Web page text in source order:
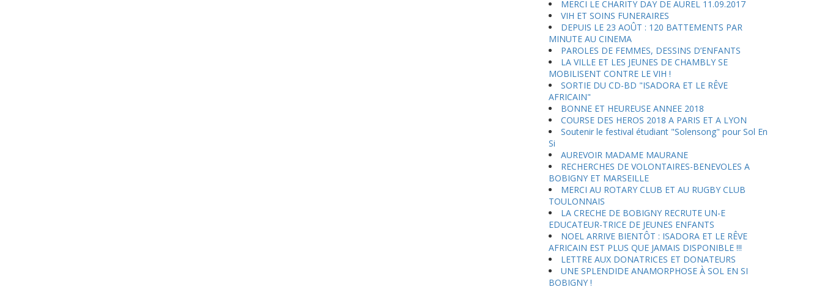
MERCI LE CHARITY DAY DE AUREL 11.09.2017
VIH ET SOINS FUNERAIRES
DEPUIS LE 23 AOÛT : 120 BATTEMENTS PAR
MINUTE AU CINEMA
PAROLES DE FEMMES, DESSINS D’ENFANTS
LA VILLE ET LES JEUNES DE CHAMBLY SE
MOBILISENT CONTRE LE VIH !
SORTIE DU CD-BD "ISADORA ET LE RÊVE
AFRICAIN"
BONNE ET HEUREUSE ANNEE 2018
COURSE DES HEROS 2018 A PARIS ET A LYON
Soutenir le festival étudiant "Solensong" pour Sol En
Si
AUREVOIR MADAME MAURANE
RECHERCHES DE VOLONTAIRES-BENEVOLES A
BOBIGNY ET MARSEILLE
MERCI AU ROTARY CLUB ET AU RUGBY CLUB
TOULONNAIS
LA CRECHE DE BOBIGNY RECRUTE UN-E
EDUCATEUR-TRICE DE JEUNES ENFANTS
NOEL ARRIVE BIENTÔT : ISADORA ET LE RÊVE
AFRICAIN EST PLUS QUE JAMAIS DISPONIBLE !!!
LETTRE AUX DONATRICES ET DONATEURS
UNE SPLENDIDE ANAMORPHOSE À SOL EN SI
BOBIGNY !